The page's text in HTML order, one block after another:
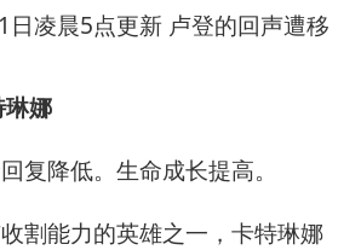
娜
复降低。生命成长提高。
割能力的英雄之一，卡特琳娜